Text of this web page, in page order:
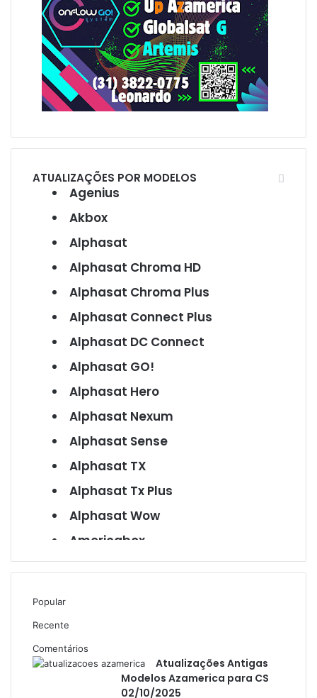
ATUALIZAÇÕES POR MODELOS
Agenius
Akbox
Alphasat
Alphasat Chroma HD
Alphasat Chroma Plus
Alphasat Connect Plus
Alphasat DC Connect
Alphasat GO!
Alphasat Hero
Alphasat Nexum
Alphasat Sense
Alphasat TX
Alphasat Tx Plus
Alphasat Wow
Americabox
Americabox S101
Americabox S205
Americabox S205 Plus
Americabox S305 Plus
Popular
Recente
Comentários
Atualizações Antigas
Modelos Azamerica para CS
02/10/2025